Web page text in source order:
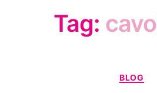
Tag:
BLOG